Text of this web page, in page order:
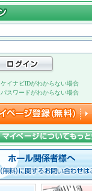
ケイナビIDがわからない場合
パスワードがわからない場合